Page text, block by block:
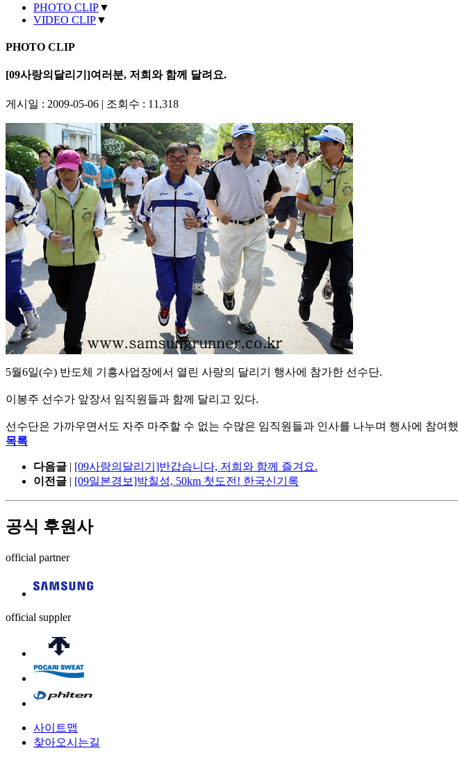
PHOTO CLIP▼
VIDEO CLIP▼
PHOTO CLIP
[09사랑의달리기]여러분, 저희와 함께 달려요.
게시일 : 2009-05-06 조회수 : 11,318
5월6일(수) 반도체 기흥사업장에서 열린 사랑의 달리기 행사에 참가한 선수단.
이봉주 선수가 앞장서 임직원들과 함께 달리고 있다.
선수단은 가까우면서도 자주 마주할 수 없는 수많은 임직원들과 인사를 나누며 행사에 참여
목록
다음글
[09사랑의달리기]반갑습니다, 저희와 함께 즐겨요.
이전글
[09일본경보]박칠성, 50km 첫도전! 한국신기록
공식 후원사
official partner
official suppler
사이트맵
찾아오시는길